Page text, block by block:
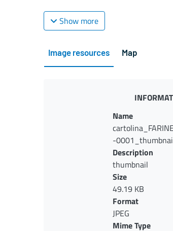
Show more
Image resources Map
Name
-
Description
thumbnail
Size
49.19 KB
Format
JPEG
Mime Type